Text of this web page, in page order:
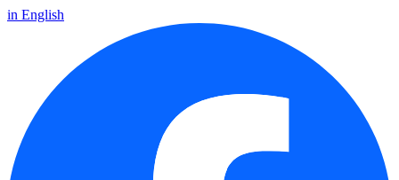
in English